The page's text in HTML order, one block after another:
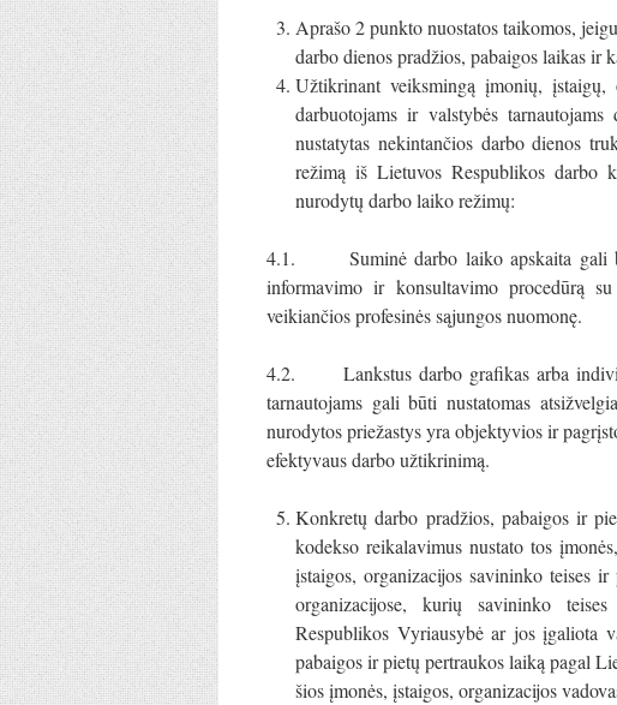
Aprašo 2 punkto nuostatos taikomos,
darbo dienos pradžios, pabaigos laikas ir
Užtikrinant veiksmingą įmonių, įstaigų,
darbuotojams ir valstybės
nustatytas nekintančios darbo dienos
režimą iš Lietuvos Respublikos
nurodytų darbo laiko režimų:
4.1. Suminė darbo laiko apskaita gali
informavimo ir konsultavimo procedūrą
veikiančios profesinės sąjungos nuomonę.
4.2. Lankstus darbo grafikas arba
tarnautojams gali būti nustatomas
nurodytos priežastys yra objektyvios ir
efektyvaus darbo užtikrinimą.
Konkretų darbo pradžios, pabaigos ir
kodekso reikalavimus nustato tos
įstaigos, organizacijos savininko teises
organizacijose, kurių savininko
Respublikos Vyriausybė ar jos įgaliota
pabaigos ir pietų pertraukos laiką pagal
šios įmonės, įstaigos, organizacijos